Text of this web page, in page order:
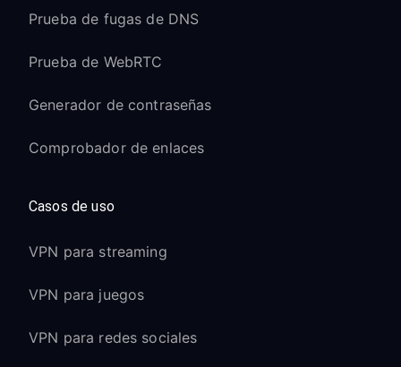
Prueba de fugas de DNS
Prueba de WebRTC
Generador de contraseñas
Comprobador de enlaces
Casos de uso
VPN para streaming
VPN para juegos
VPN para redes sociales